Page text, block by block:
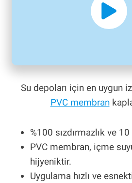
Su depoları için en uygun
PVC membran
%100 sızdırmazlık ve
PVC membran, içme
hijyeniktir.
Uygulama hızlı ve